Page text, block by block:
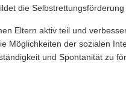
die Selbstrettungsförderung
Eltern aktiv teil und
Möglichkeiten der sozialen
und Spontanität zu